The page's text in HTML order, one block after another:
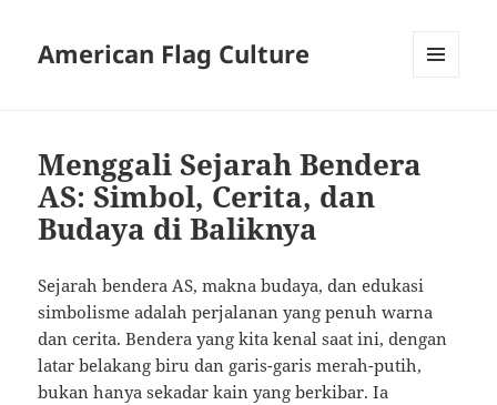
American Flag Culture
Menggali Sejarah Bendera
AS: Simbol, Cerita, dan
Budaya di Baliknya
Sejarah bendera AS, makna budaya, dan edukasi
simbolisme adalah perjalanan yang penuh warna
dan cerita. Bendera yang kita kenal saat ini, dengan
latar belakang biru dan garis-garis merah-putih,
bukan hanya sekadar kain yang berkibar. Ia